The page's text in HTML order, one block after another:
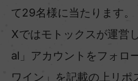
て29名様に当たります。
Xではモトックスが運営
al」アカウントをフォロ
ワイン」を記載の上リポ